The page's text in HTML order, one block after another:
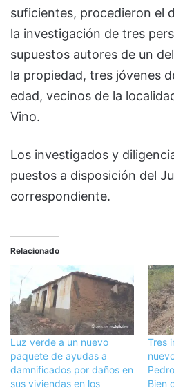
suficientes, procedieron el
la investigación de tres
supuestos autores de un
la propiedad, tres jóvenes
edad, vecinos de la
Vino.
Los investigados y
puestos a disposición del
correspondiente.
Relacionado
Luz verde a un nuevo
paquete de ayudas a
damnificados por daños en
sus viviendas en los
Tres
Bien